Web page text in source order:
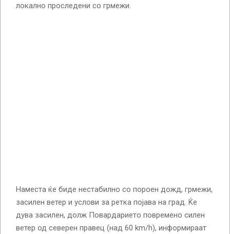
локално проследени со грмежи.
Наместа ќе биде нестабилно со пороен дожд, грмежи,
засилен ветер и услови за ретка појава на град. Ќе
дува засилен, долж Повардарието повремено силен
ветер од северeн правец (над 60 km/h), информираат